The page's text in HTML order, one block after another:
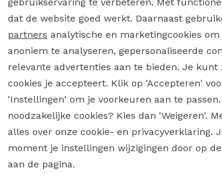
12,99
12,99
flinq newborn
3312200 W20303 baby jongens lange broek Groen mos
12,99
flinq
12,99
Analytische cookies
dat de website goed werkt. Daarnaast
partners analytische en marketingcookies
anoniem te analyseren, gepersonaliseerde
relevante advertenties aan te bieden. Je kunt
cookies je accepteert. Klik op 'Accepteren'
'Instellingen' om je voorkeuren aan te
noodzakelijke cookies? Kies dan 'Weigeren'.
alles over onze cookie- en privacyverklaring.
moment je instellingen wijzigingen door op
aan de pagina.